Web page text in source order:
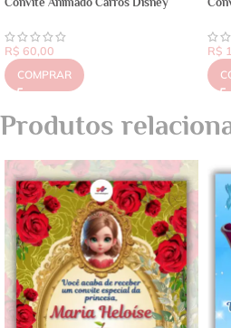
R$ 60,00
COMPRAR
R$
Produtos